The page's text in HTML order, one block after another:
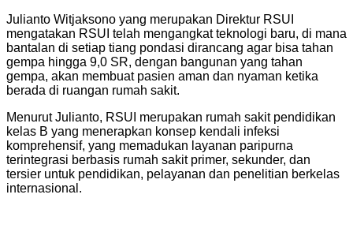
Julianto Witjaksono yang merupakan Direktur RSUI
mengatakan RSUI telah mengangkat teknologi baru, di mana
bantalan di setiap tiang pondasi dirancang agar bisa tahan
gempa hingga 9,0 SR, dengan bangunan yang tahan
gempa, akan membuat pasien aman dan nyaman ketika
berada di ruangan rumah sakit.
Menurut Julianto, RSUI merupakan rumah sakit pendidikan
kelas B yang menerapkan konsep kendali infeksi
komprehensif, yang memadukan layanan paripurna
terintegrasi berbasis rumah sakit primer, sekunder, dan
tersier untuk pendidikan, pelayanan dan penelitian berkelas
internasional.